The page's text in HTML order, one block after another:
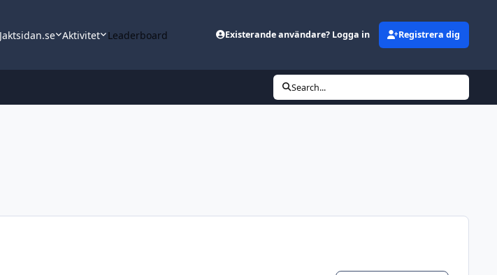
Jaktsidan.se Aktivitet Leaderboard Existerande användare? Logga in Registrera dig
Search...